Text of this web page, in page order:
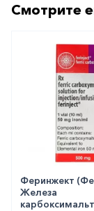
Смотрите
Феринжект
Железа